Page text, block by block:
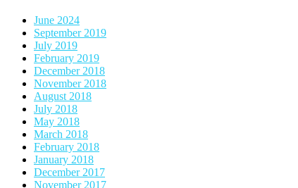
June 2024
September 2019
July 2019
February 2019
December 2018
November 2018
August 2018
July 2018
May 2018
March 2018
February 2018
January 2018
December 2017
November 2017